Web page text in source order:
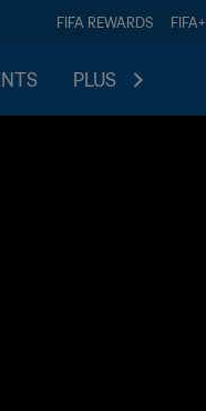
FIFA REWARDS FIFA+
PLUS